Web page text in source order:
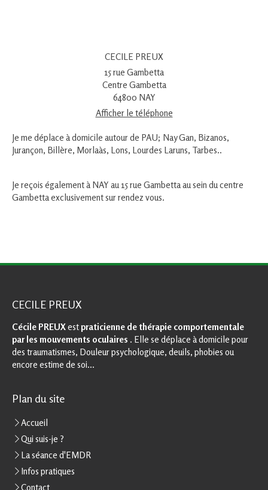
CECILE PREUX
15 rue Gambetta
Centre Gambetta
64800 NAY
Afficher le téléphone
Je me déplace à domicile autour de PAU; Nay Gan, Bizanos,
Jurançon, Billère, Morlaàs, Lons, Lourdes Laruns, Tarbes..
Je reçois également à NAY au 15 rue Gambetta au sein du centre
Gambetta exclusivement sur rendez vous.
CECILE PREUX
Cécile PREUXestpraticienne de thérapie comportementale
par les mouvements oculaires . Elle se déplace à domicile pour
des traumatismes, Douleur psychologique, deuils, phobies ou
encore estime de soi...
Plan du site
Accueil
Qui suis-je ?
La séance d'EMDR
Infos pratiques
Contact